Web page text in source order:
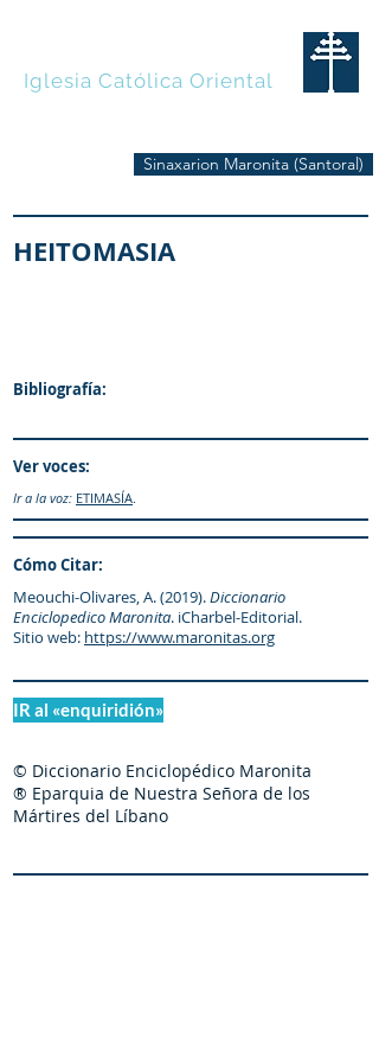
Iglesia Católica Oriental
Sinaxarion Maronita (Santoral)
HEITOMASIA
Bibliografía:
Ver voces:
Ir a la voz: ETIMASÍA.
Cómo Citar:
Meouchi-Olivares, A. (2019).Diccionario
Enciclopedico Maronita. iCharbel-Editorial.
Sitio web: https://www.maronitas.org
IR al «enquiridión»
© Diccionario Enciclopédico Maronita
® Eparquia de Nuestra Señora de los
Mártires del Líbano